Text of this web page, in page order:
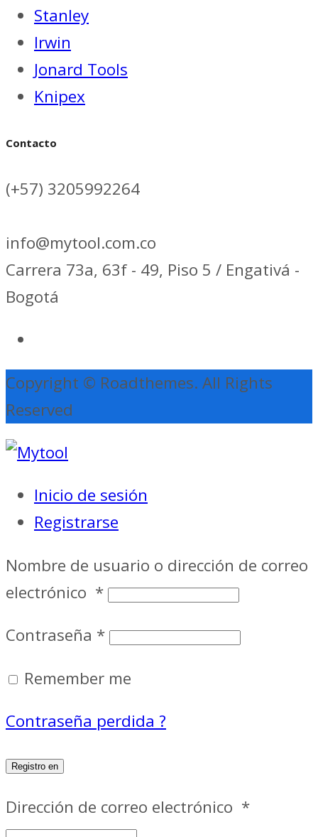
Stanley
Irwin
Jonard Tools
Knipex
Contacto
(+57) 3205992264
info@mytool.com.co
Carrera 73a, 63f - 49, Piso 5 / Engativá -
Bogotá
Copyright © Roadthemes. All Rights
Reserved
Inicio de sesión
Registrarse
Nombre de usuario o dirección de correo
electrónico *
Contraseña *
Remember me
Contraseña perdida ?
Registro en
Dirección de correo electrónico *